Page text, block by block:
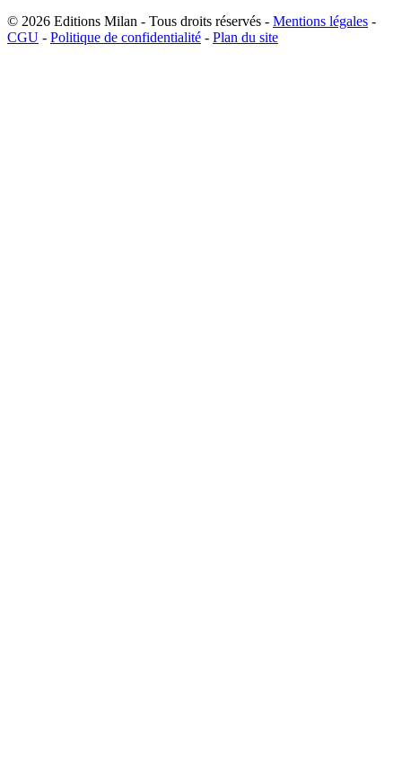
© 2026 Editions Milan - Tous droits réservés - Mentions légales -
CGU - Politique de confidentialité - Plan du site